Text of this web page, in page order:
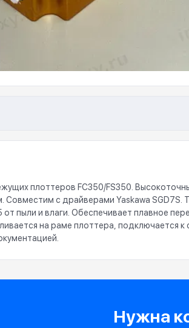
плоттеров FC350/FS350.
Совместим с драйверами Yaskawa
от пыли и влаги. Обеспечивает плавное
на раме плоттера, подключается
Нужна